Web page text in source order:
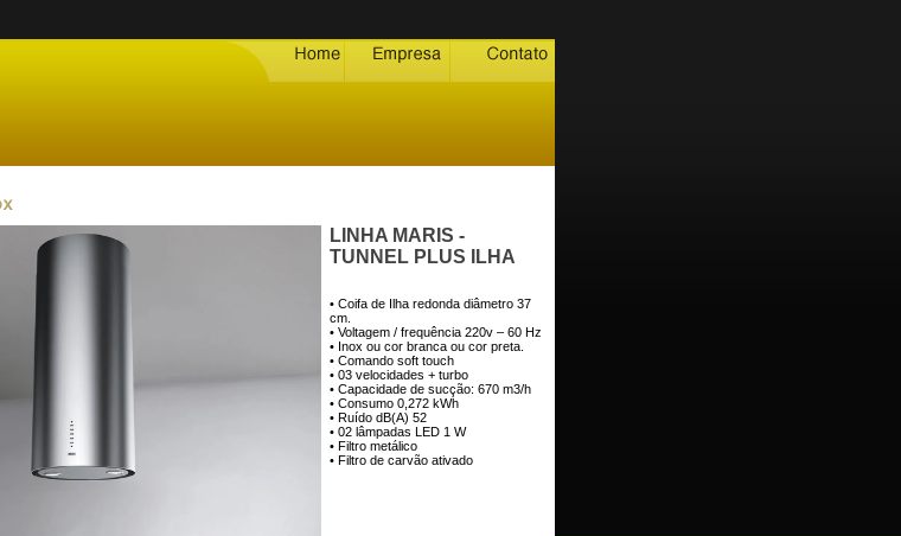
LINHA MARIS -
TUNNEL PLUS ILHA
• Coifa de Ilha redonda diâmetro 37
cm.
• Voltagem / frequência 220v – 60 Hz
• Inox ou cor branca ou cor preta.
• Comando soft touch
• 03 velocidades + turbo
• Capacidade de sucção: 670 m3/h
• Consumo 0,272 kWh
• Ruído dB(A) 52
• 02 lâmpadas LED 1 W
• Filtro metálico
• Filtro de carvão ativado